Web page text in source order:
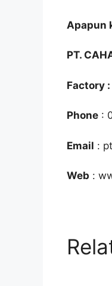
Apapun
PT.
Factory :
Phone :
Email :
Web :